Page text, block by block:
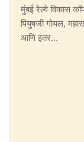
मुंबई रेल्वे विकास
पियुषजी गोयल,
आणि इतर...